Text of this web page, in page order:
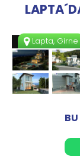
Lapta, Girne